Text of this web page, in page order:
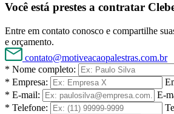
Você está prestes a contratar
Entre em contato conosco e compartilhe
e orçamento.
contato@motiveacaopalestras.com.br
* Nome completo:
* Empresa:
* E-mail:
E-
* Telefone: